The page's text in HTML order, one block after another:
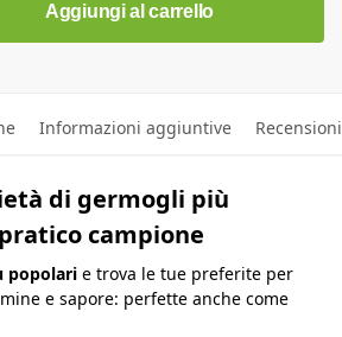
Aggiungi al carrello
Informazioni aggiuntive Recensioni
di germogli più
campione
popolari e trova le tue preferite per
e sapore: perfette anche come